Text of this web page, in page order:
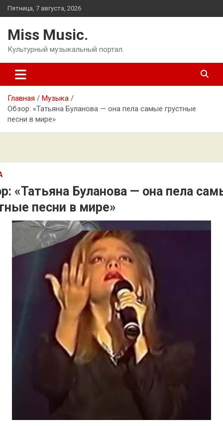
Перейти
к
Пятница, 7 августа, 2026
Miss Music.
Культурный музыкальный портал.
Главная
Музыка
Обзор: «Татьяна Буланова — она пела самые грустные
песни в мире»
«Татьяна Буланова — она пела
песни в мире»